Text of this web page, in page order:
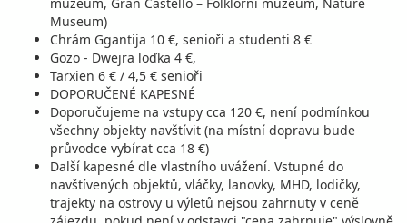
Museum)
Chrám Ggantija 10 €, senioři a studenti 8 €
Gozo - Dwejra loďka 4 €,
Tarxien 6 € / 4,5 € senioři
DOPORUČENÉ KAPESNÉ
Doporučujeme na vstupy cca 120 €, není podmínkou
všechny objekty navštívit (na místní dopravu bude
průvodce vybírat cca 18 €)
Další kapesné dle vlastního uvážení. Vstupné do
navštívených objektů, vláčky, lanovky, MHD, lodičky,
trajekty na ostrovy u výletů nejsou zahrnuty v ceně